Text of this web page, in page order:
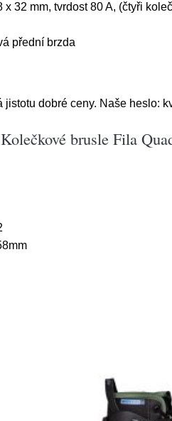
x 32 mm, tvrdost 80 A, (čtyři
přední brzda
jistotu dobré ceny. Naše heslo:
brusle Fila